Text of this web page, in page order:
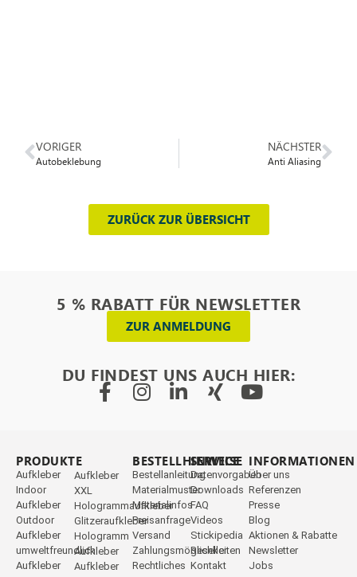
VORIGER
Autobeklebung
NÄCHSTER
Anti Aliasing
ZURÜCK ZUR ÜBERSICHT
5 % RABATT FÜR NEWSLETTER
ZUR ANMELDUNG
DU FINDEST UNS AUCH HIER:
PRODUKTE
Aufkleber
Indoor
Aufkleber
Outdoor
Aufkleber
umweltfreundlich
Aufkleber
_
Aufkleber
XXL
Hologrammaufkleber
Glitzeraufkleber
Hologramm
Aufkleber
Aufkleber
BESTELLHINWEISE
Bestellanleitung
Materialmuster
Materialinfos
Preisanfrage
Versand
Zahlungsmöglichkeiten
Rechtliches
SERVICE
Datenvorgaben
Downloads
FAQ
Videos
Stickipedia
Reseller
Kontakt
INFORMATIONEN
Über uns
Referenzen
Presse
Blog
Aktionen & Rabatte
Newsletter
Jobs